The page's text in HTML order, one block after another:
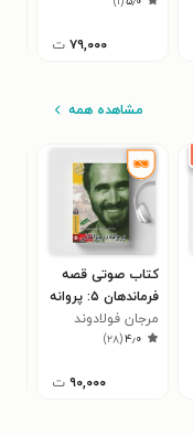
۷۹,۰۰۰ ت
مشاهده همه
کتاب صوتی قصه
فرماندهان ۵: پروانه
در چراغانی
مرجان فولادوند
۴٫۰(۲۸)
۹۰,۰۰۰ ت